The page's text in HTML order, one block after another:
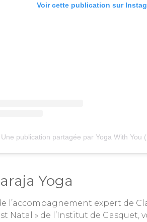
Voir cette publication sur
Une publication partagée par Yoga With You
Yoga
l’accompagnement expert de
Natal » de l’Institut de